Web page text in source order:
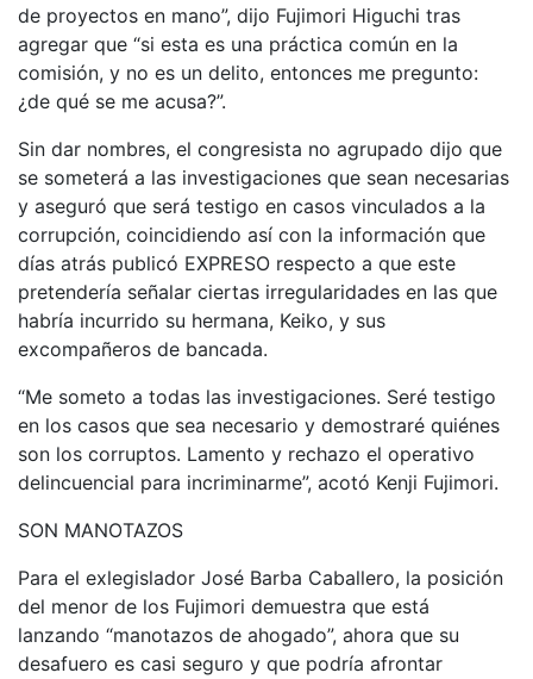
de proyectos en mano”, dijo Fujimori Higuchi tras
agregar que “si esta es una práctica común en la
comisión, y no es un delito, entonces me pregunto:
¿de qué se me acusa?”.
Sin dar nombres, el congresista no agrupado dijo que
se someterá a las investigaciones que sean necesarias
y aseguró que será testigo en casos vinculados a la
corrupción, coincidiendo así con la información que
días atrás publicó EXPRESO respecto a que este
pretendería señalar ciertas irregularidades en las que
habría incurrido su hermana, Keiko, y sus
excompañeros de bancada.
“Me someto a todas las investigaciones. Seré testigo
en los casos que sea necesario y demostraré quiénes
son los corruptos. Lamento y rechazo el operativo
delincuencial para incriminarme”, acotó Kenji Fujimori.
SON MANOTAZOS
Para el exlegislador José Barba Caballero, la posición
del menor de los Fujimori demuestra que está
lanzando “manotazos de ahogado”, ahora que su
desafuero es casi seguro y que podría afrontar